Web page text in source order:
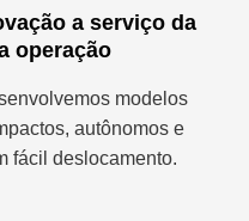
a serviço da
operação
modelos
autônomos e
fácil deslocamento.